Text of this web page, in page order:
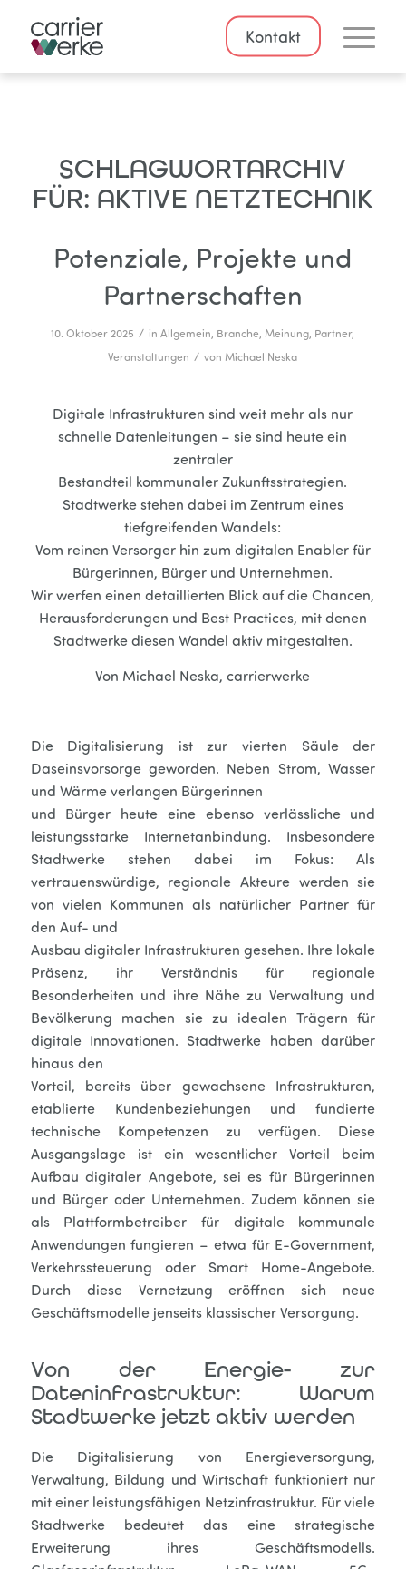
Kontakt
SCHLAGWORTARCHIV
FÜR: AKTIVE NETZTECHNIK
Potenziale, Projekte und
Partnerschaften
10. Oktober 2025 / inAllgemein, Branche, Meinung, Partner,
Veranstaltungen / von Michael Neska
Digitale Infrastrukturen sind weit mehr als nur
schnelle Datenleitungen – sie sind heute ein
zentraler
Bestandteil kommunaler Zukunftsstrategien.
Stadtwerke stehen dabei im Zentrum eines
tiefgreifenden Wandels:
Vom reinen Versorger hin zum digitalen Enabler für
Bürgerinnen, Bürger und Unternehmen.
Wir werfen einen detaillierten Blick auf die Chancen,
Herausforderungen und Best Practices, mit denen
Stadtwerke diesen Wandel aktiv mitgestalten.
Von Michael Neska, carrierwerke
Die Digitalisierung ist zur vierten Säule der
Daseinsvorsorge geworden. Neben Strom, Wasser
und Wärme verlangen Bürgerinnen
und Bürger heute eine ebenso verlässliche und
leistungsstarke Internetanbindung. Insbesondere
Stadtwerke stehen dabei im Fokus: Als
vertrauenswürdige, regionale Akteure werden sie
von vielen Kommunen als natürlicher Partner für
den Auf- und
Ausbau digitaler Infrastrukturen gesehen. Ihre lokale
Präsenz, ihr Verständnis für regionale
Besonderheiten und ihre Nähe zu Verwaltung und
Bevölkerung machen sie zu idealen Trägern für
digitale Innovationen. Stadtwerke haben darüber
hinaus den
Vorteil, bereits über gewachsene Infrastrukturen,
etablierte Kundenbeziehungen und fundierte
technische Kompetenzen zu verfügen. Diese
Ausgangslage ist ein wesentlicher Vorteil beim
Aufbau digitaler Angebote, sei es für Bürgerinnen
und Bürger oder Unternehmen. Zudem können sie
als Plattformbetreiber für digitale kommunale
Anwendungen fungieren – etwa für E-Government,
Verkehrssteuerung oder Smart Home-Angebote.
Durch diese Vernetzung eröffnen sich neue
Geschäftsmodelle jenseits klassischer Versorgung.
Von der Energie- zur
Dateninfrastruktur: Warum
Stadtwerke jetzt aktiv werden
Die Digitalisierung von Energieversorgung,
Verwaltung, Bildung und Wirtschaft funktioniert nur
mit einer leistungsfähigen Netzinfrastruktur. Für viele
Stadtwerke bedeutet das eine strategische
Erweiterung ihres Geschäftsmodells.